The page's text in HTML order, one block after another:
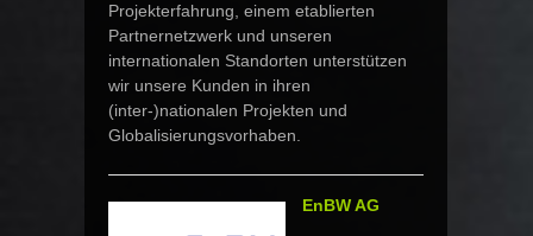
Projekterfahrung, einem etablierten
Partnernetzwerk und unseren
internationalen Standorten unterstützen
wir unsere Kunden in ihren
(inter-)nationalen Projekten und
Globalisierungsvorhaben.
EnBW AG